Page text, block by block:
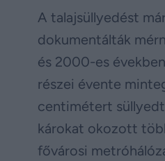
A talajsüllyedést
dokumentálták
és 2000-es
részei évente
centimétert
károkat okozott
fővárosi